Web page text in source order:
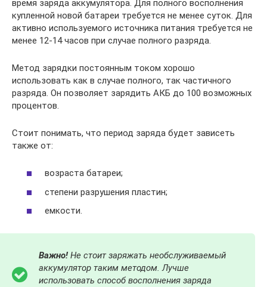
время заряда аккумулятора. Для полного восполнения
купленной новой батареи требуется не менее суток. Для
активно используемого источника питания требуется не
менее 12-14 часов при случае полного разряда.
Метод зарядки постоянным током хорошо
использовать как в случае полного, так частичного
разряда. Он позволяет зарядить АКБ до 100 возможных
процентов.
Стоит понимать, что период заряда будет зависеть
также от:
возраста батареи;
степени разрушения пластин;
емкости.
Важно! Не стоит заряжать необслуживаемый
аккумулятор таким методом. Лучше
использовать способ восполнения заряда